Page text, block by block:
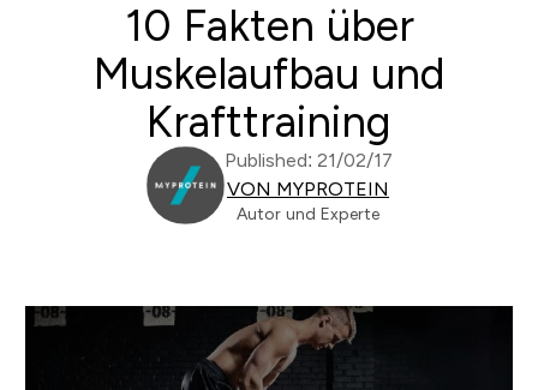
10 Fakten über
Muskelaufbau und
Krafttraining
Published: 21/02/17
VON MYPROTEIN
Autor und Experte